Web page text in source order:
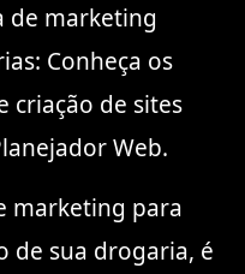
de marketing
Conheça os
criação de sites
Web.
marketing para
de sua drogaria, é